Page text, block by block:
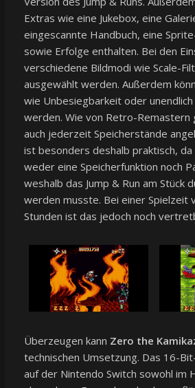
Extras wie eine Jukebox, eine
eingescannte Handbuch, eine
sowie Erfolge enthalten. Bei den
verschiedene Bildmodi wie Scale-
ausgewählt werden. Außerdem
wie Unbesiegbarkeit oder
werden. Wie von Retro-Remastern
auch jederzeit Speicherstände
ist besonders deshalb praktisch, da
weder eine Speicherfunktion noch
weshalb das Jump & Run am Stück
werden musste. Bei einer Spielzeit
Stunden ist das jedoch noch
Überzeugen kann Zero the
technischen Umsetzung. Das 16-
auf der Nintendo Switch sowohl im